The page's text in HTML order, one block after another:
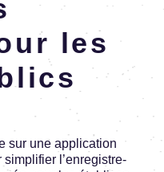
les
sur une appli­ca­tion
simpli­fier l’en­re­gis­tre­